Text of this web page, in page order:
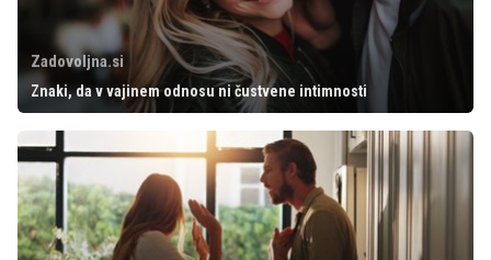
Zadovoljna.si
Znaki, da v vajinem odnosu ni čustvene intimnosti